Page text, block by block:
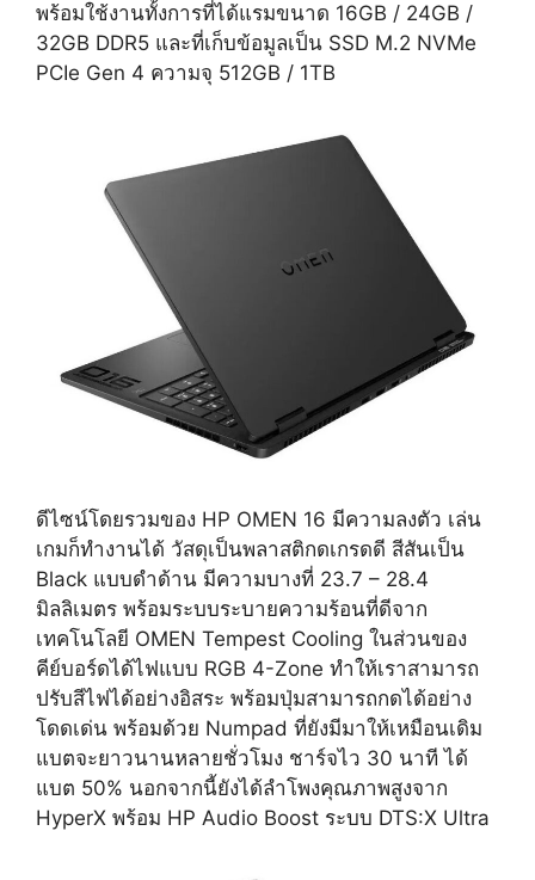
พร้อมใช้งานทั้งการที่ได้แรมขนาด 16GB / 24GB /
32GB DDR5 และที่เก็บข้อมูลเป็น SSD M.2 NVMe
PCIe Gen 4 ความจุ 512GB / 1TB
ดีไซน์โดยรวมของ HP OMEN 16 มีความลงตัว เล่น
เกมก็ทำงานได้ วัสดุเป็นพลาสติกดเกรดดี สีสันเป็น
Black​ แบบดำด้าน มีความบางที่ 23.7 – 28.4
มิลลิเมตร พร้อมระบบระบายความร้อนที่ดีจาก
เทคโนโลยี OMEN Tempest Cooling ในส่วนของ
คีย์บอร์ดได้ไฟแบบ RGB 4-Zone ทำให้เราสามารถ
ปรับสีไฟได้อย่างอิสระ พร้อมปุ่มสามารถกดได้อย่าง
โดดเด่น พร้อมด้วย Numpad ที่ยังมีมาให้เหมือนเดิม
แบตจะยาวนานหลายชั่วโมง ชาร์จไว 30 นาที ได้
แบต 50% นอกจากนี้ยังได้ลำโพงคุณภาพสูงจาก
HyperX พร้อม HP Audio Boost ระบบ DTS:X Ultra